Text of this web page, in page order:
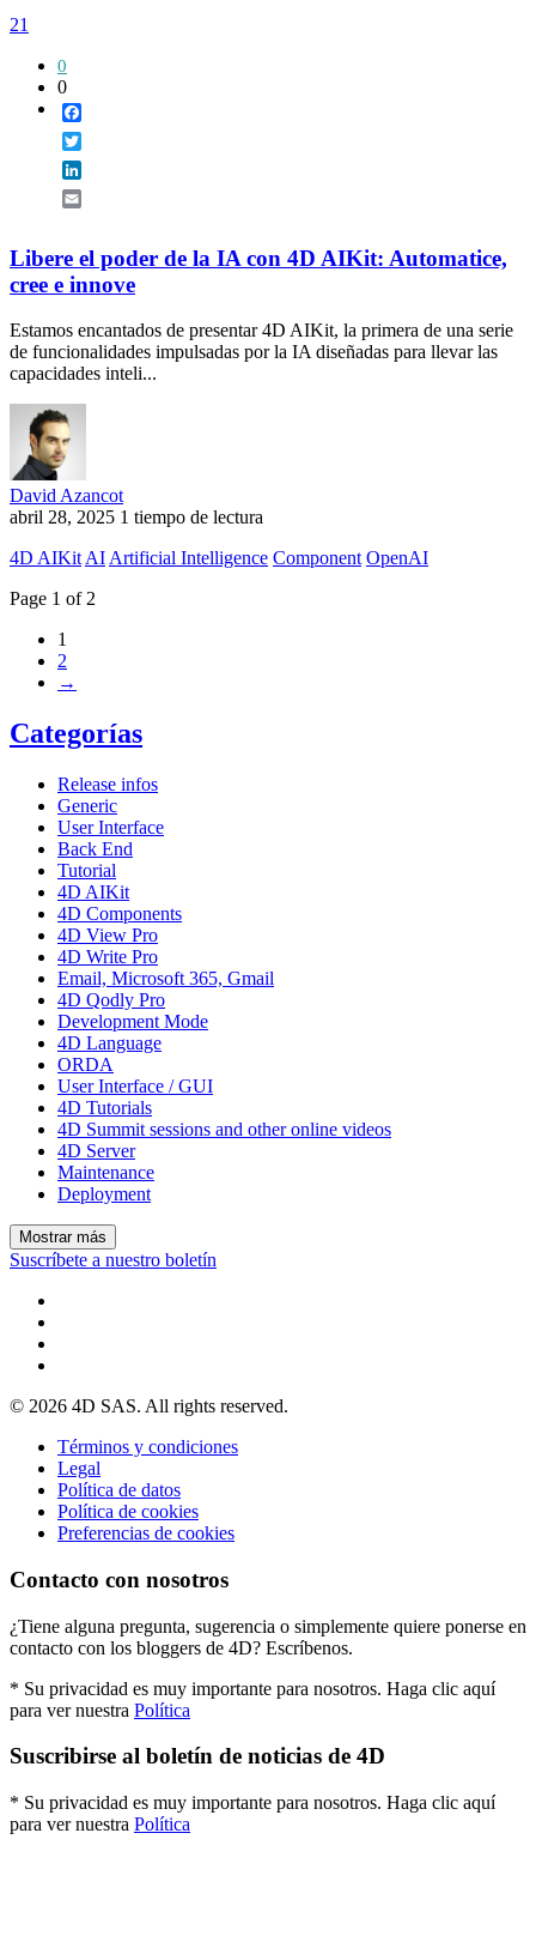
21
0
0
Libere el poder de la IA con 4D AIKit: Automatice,
cree e innove
Estamos encantados de presentar 4D AIKit, la primera de una serie
de funcionalidades impulsadas por la IA diseñadas para llevar las
capacidades inteli...
David Azancot
abril 28, 2025 1 tiempo de lectura
4D AIKit AI Artificial Intelligence Component OpenAI
Page 1 of 2
1
2
→
Categorías
Release infos
Generic
User Interface
Back End
Tutorial
4D AIKit
4D Components
4D View Pro
4D Write Pro
Email, Microsoft 365, Gmail
4D Qodly Pro
Development Mode
4D Language
ORDA
User Interface / GUI
4D Tutorials
4D Summit sessions and other online videos
4D Server
Maintenance
Deployment
Mostrar más
Suscríbete a nuestro boletín
© 2026 4D SAS. All rights reserved.
Términos y condiciones
Legal
Política de datos
Política de cookies
Preferencias de cookies
Contacto con nosotros
¿Tiene alguna pregunta, sugerencia o simplemente quiere ponerse en
contacto con los bloggers de 4D? Escríbenos.
* Su privacidad es muy importante para nosotros. Haga clic aquí
para ver nuestra Política
Suscribirse al boletín de noticias de 4D
* Su privacidad es muy importante para nosotros. Haga clic aquí
para ver nuestra Política